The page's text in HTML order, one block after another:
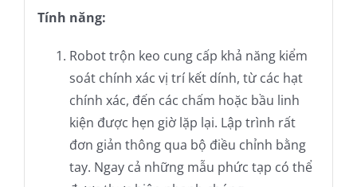
Tính năng:
Robot trộn keo cung cấp khả năng kiểm
soát chính xác vị trí kết dính, từ các hạt
chính xác, đến các chấm hoặc bầu linh
kiện được hẹn giờ lặp lại. Lập trình rất
đơn giản thông qua bộ điều chỉnh bằng
tay. Ngay cả những mẫu phức tạp có thể